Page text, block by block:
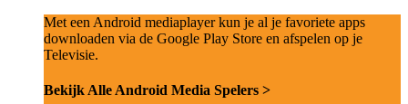
Met een Android mediaplayer kun je al je favoriete apps
downloaden via de Google Play Store en afspelen op je
Televisie.
Bekijk Alle Android Media Spelers >